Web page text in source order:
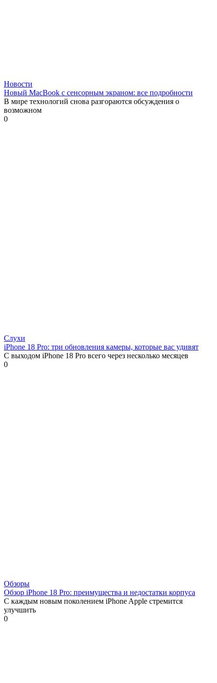
Новости
Новый MacBook с сенсорным экраном: все подробности
В мире технологий снова разгораются обсуждения о
возможном
0
Слухи
iPhone 18 Pro: три обновления камеры, которые вас удивят
С выходом iPhone 18 Pro всего через несколько месяцев
0
Обзоры
Обзор iPhone 18 Pro: преимущества и недостатки корпуса
С каждым новым поколением iPhone Apple стремится
улучшить
0